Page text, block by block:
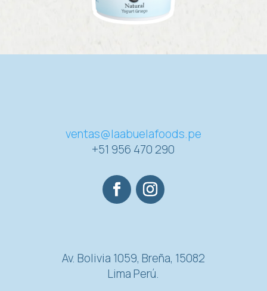
ventas@laabuelafoods.pe
+51 956 470 290
Av. Bolivia 1059, Breña, 15082
Lima Perú.